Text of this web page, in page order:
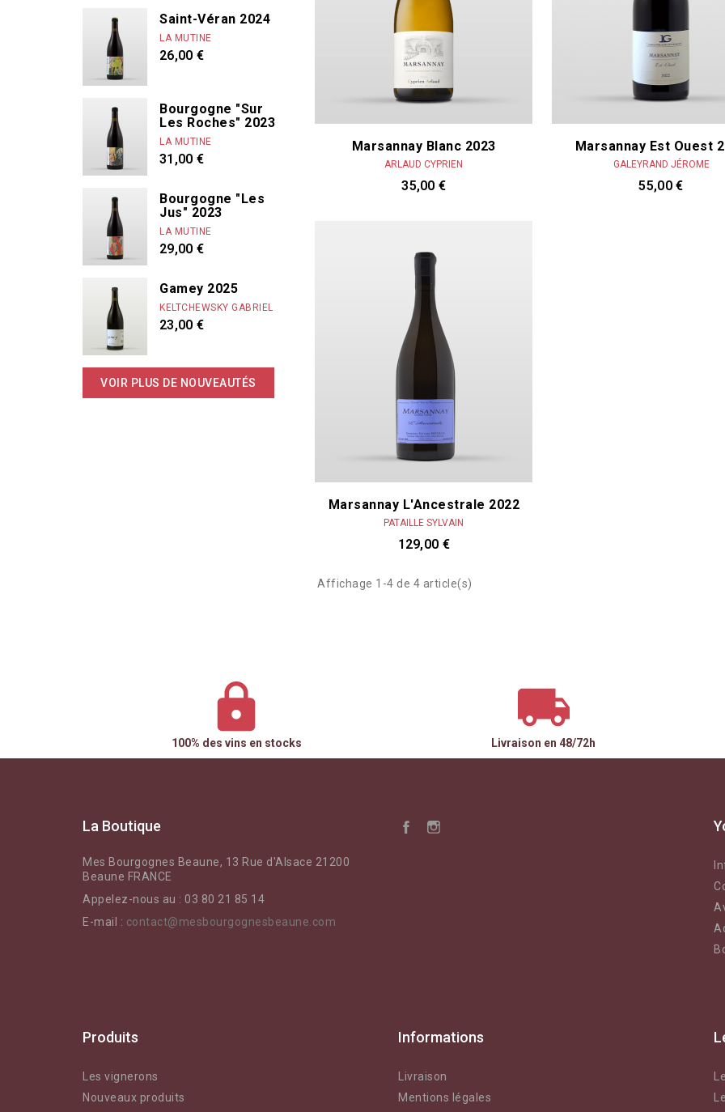
De Moor Alice & Olivier
Derain Dominique
Les Héritiers du Comte Lafon
Lignier Hubert & Laurent
Lopez Arnaud - Pinot Noar
Mandelot
Saint-Véran 2024
LA MUTINE
26,00 €
Bourgogne "Sur
Les Roches" 2023
LA MUTINE
31,00 €
Bourgogne "Les
Jus" 2023
LA MUTINE
29,00 €
Gamey 2025
KELTCHEWSKY GABRIEL
23,00 €
VOIR PLUS DE NOUVEAUTÉS
Marsannay Blanc 2023
ARLAUD CYPRIEN
35,00 €
Marsannay Est Ouest
GALEYRAND JÉROME
55,00 €
Marsannay L'Ancestrale 2022
PATAILLE SYLVAIN
129,00 €
Affichage 1-4 de 4 article(s)
100% des vins en stocks Livraison en 48/72h
La Boutique
Mes Bourgognes Beaune, 13 Rue d'Alsace 21200
Beaune FRANCE
Appelez-nous au : 03 80 21 85 14
E-mail : contact@mesbourgognesbeaune.com
Produits
Les vignerons
Nouveaux produits
Informations
Livraison
Mentions légales